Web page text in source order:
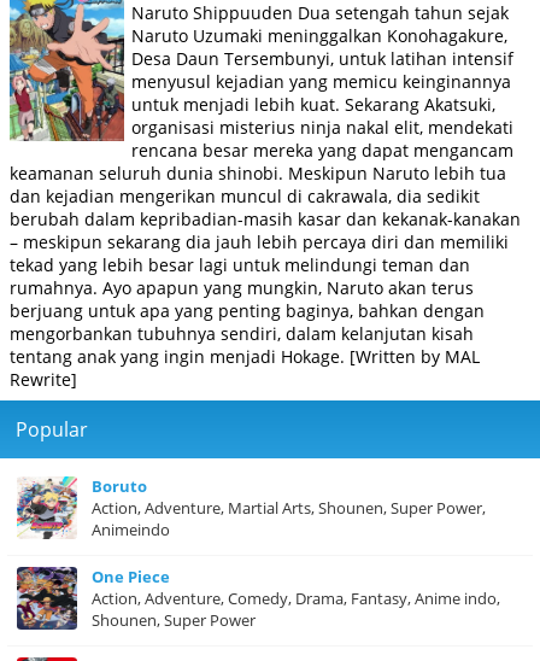
Naruto Shippuuden Dua setengah tahun sejak
Naruto Uzumaki meninggalkan Konohagakure,
Desa Daun Tersembunyi, untuk latihan intensif
menyusul kejadian yang memicu keinginannya
untuk menjadi lebih kuat. Sekarang Akatsuki,
organisasi misterius ninja nakal elit, mendekati
rencana besar mereka yang dapat mengancam
keamanan seluruh dunia shinobi. Meskipun Naruto lebih tua
dan kejadian mengerikan muncul di cakrawala, dia sedikit
berubah dalam kepribadian-masih kasar dan kekanak-kanakan
– meskipun sekarang dia jauh lebih percaya diri dan memiliki
tekad yang lebih besar lagi untuk melindungi teman dan
rumahnya. Ayo apapun yang mungkin, Naruto akan terus
berjuang untuk apa yang penting baginya, bahkan dengan
mengorbankan tubuhnya sendiri, dalam kelanjutan kisah
tentang anak yang ingin menjadi Hokage. [Written by MAL
Rewrite]
Popular
Boruto
Action, Adventure, Martial Arts, Shounen, Super Power,
Animeindo
One Piece
Action, Adventure, Comedy, Drama, Fantasy, Anime indo,
Shounen, Super Power